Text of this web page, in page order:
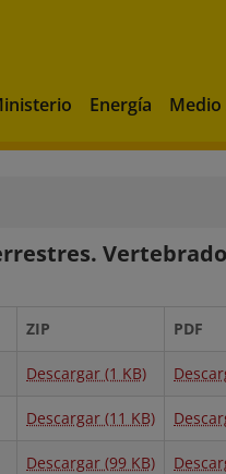
Energía
ZIP PDF
Descargar (1 KB)
Descargar (11 KB)
Descargar (99 KB)